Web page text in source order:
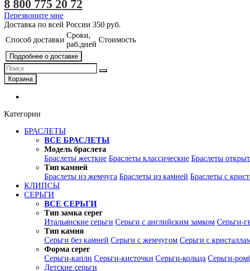
8 800 775 20 72
Перезвоните мне
Доставка по всей России 350 руб.
Способ доставки
Сроки,
раб.дней
Стоимость
Подробнее о доставке
Корзина
Категории
БРАСЛЕТЫ
ВСЕ БРАСЛЕТЫ
Модель браслета
Браслеты жесткие Браслеты классические Браслеты
Тип камней
Браслеты из жемчуга Браслеты из камней Браслеты с
КЛИПСЫ
СЕРЬГИ
ВСЕ СЕРЬГИ
Тип замка серег
Итальянские серьги Серьги с английским замком Серьги-
Тип камня
Серьги без камней Серьги с жемчугом Серьги с
Форма серег
Серьги-капли Серьги-кисточки Серьги-кольца Серьги-
Детские серьги